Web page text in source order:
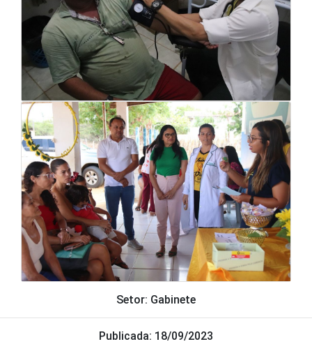
Setor: Gabinete
Publicada: 18/09/2023